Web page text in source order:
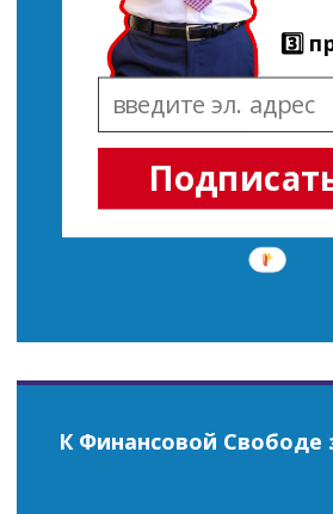
3️⃣
К Финансовой Свободе